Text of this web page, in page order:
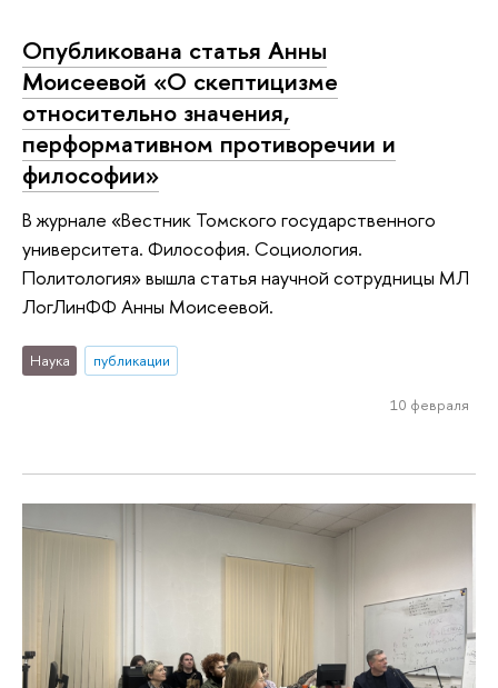
Опубликована статья Анны
Моисеевой «О скептицизме
относительно значения,
перформативном противоречии и
философии»
В журнале «Вестник Томского государственного
университета. Философия. Социология.
Политология» вышла статья научной сотрудницы МЛ
ЛогЛинФФ Анны Моисеевой.
Наука публикации
10 февраля